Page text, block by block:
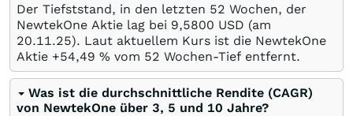
Der Tiefststand, in den letzten 52 Wochen, der
NewtekOne Aktie lag bei 9,5800 USD (am
20.11.25). Laut aktuellem Kurs ist die NewtekOne
Aktie +54,49 % vom 52 Wochen-Tief entfernt.
Was ist die durchschnittliche Rendite (CAGR)
von NewtekOne über 3, 5 und 10 Jahre?